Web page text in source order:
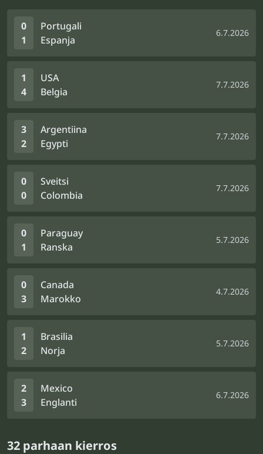
0
1
Portugali
Espanja
6.7.2026
1
4
USA
Belgia
7.7.2026
3
2
Argentiina
Egypti
7.7.2026
0
0
Sveitsi
Colombia
7.7.2026
0
1
Paraguay
Ranska
5.7.2026
0
3
Canada
Marokko
4.7.2026
1
2
Brasilia
Norja
5.7.2026
2
3
Mexico
Englanti
6.7.2026
32 parhaan kierros